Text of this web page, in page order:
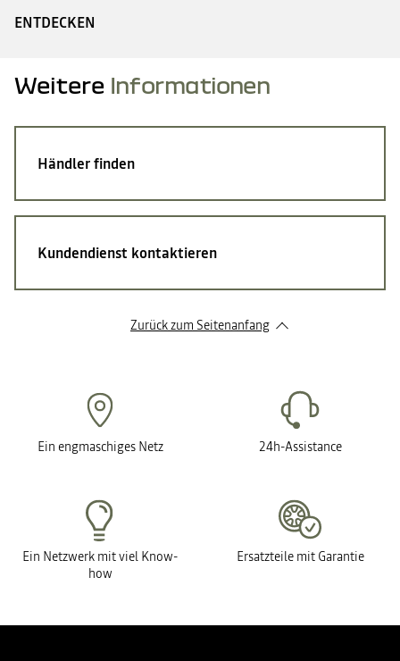
ENTDECKEN
Weitere Informationen
Händler finden
Kundendienst kontaktieren
Zurück zum Seitenanfang
Ein engmaschiges Netz 24h-Assistance
Ein Netzwerk mit viel Know-
how
Ersatzteile mit Garantie